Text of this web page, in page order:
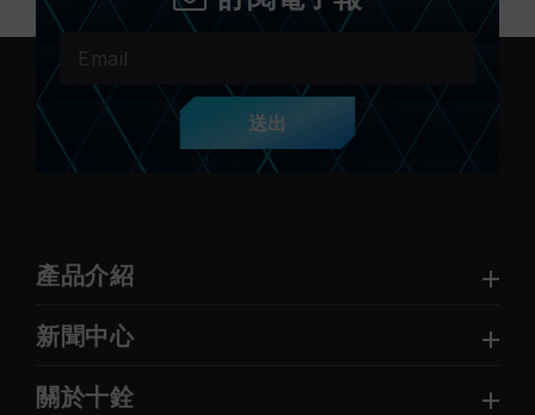
送出
產品介紹
新聞中心
關於十銓